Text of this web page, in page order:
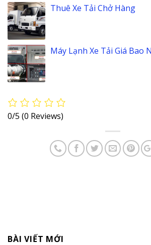
Thuê Xe Tải Chở Hàng
Máy Lạnh Xe Tải Giá Bao
0/5 (0 Reviews)
BÀI VIẾT MỚI